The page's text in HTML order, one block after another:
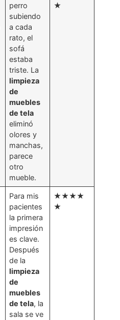
perro
subiendo
a cada
rato, el
sofá
estaba
triste. La
limpieza
de
muebles
de tela
eliminó
olores y
manchas,
parece
otro
mueble.
★
Para mis
pacientes
la primera
impresión
es clave.
Después
de la
limpieza
de
muebles
de tela, la
sala se ve
★★★★
★